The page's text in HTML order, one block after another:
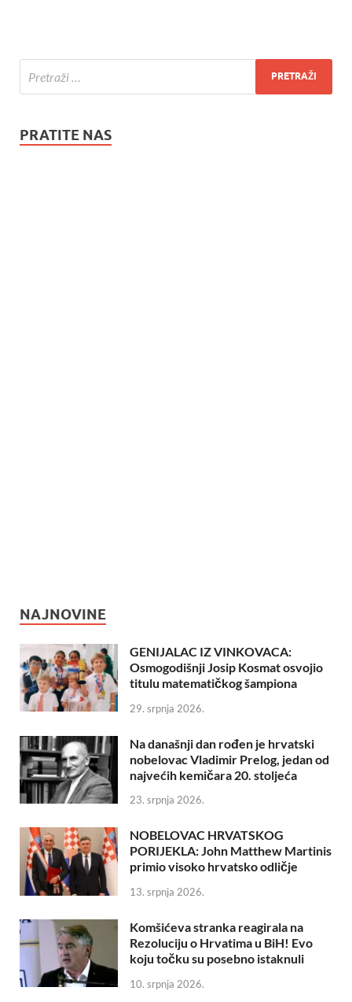
PRATITE NAS
NAJNOVINE
GENIJALAC IZ VINKOVACA:
Osmogodišnji Josip Kosmat osvojio
titulu matematičkog šampiona
29. srpnja 2026.
Na današnji dan rođen je hrvatski
nobelovac Vladimir Prelog, jedan od
najvećih kemičara 20. stoljeća
23. srpnja 2026.
NOBELOVAC HRVATSKOG
PORIJEKLA: John Matthew Martinis
primio visoko hrvatsko odličje
13. srpnja 2026.
Komšićeva stranka reagirala na
Rezoluciju o Hrvatima u BiH! Evo
koju točku su posebno istaknuli
10. srpnja 2026.